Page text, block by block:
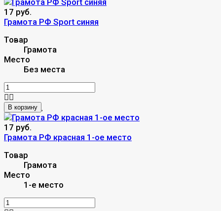
17 руб.
Грамота РФ Sport синяя
Товар
Грамота
Место
Без места
В корзину
17 руб.
Грамота РФ красная 1-ое место
Товар
Грамота
Место
1-е место